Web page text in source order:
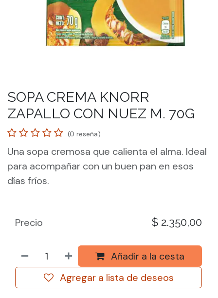
SOPA CREMA KNORR
ZAPALLO CON NUEZ M. 70G
(0 reseña)
Una sopa cremosa que calienta el alma. Ideal
para acompañar con un buen pan en esos
días fríos.
Añadir a la cesta
Agregar a lista de deseos
Precio $ 2.350,00